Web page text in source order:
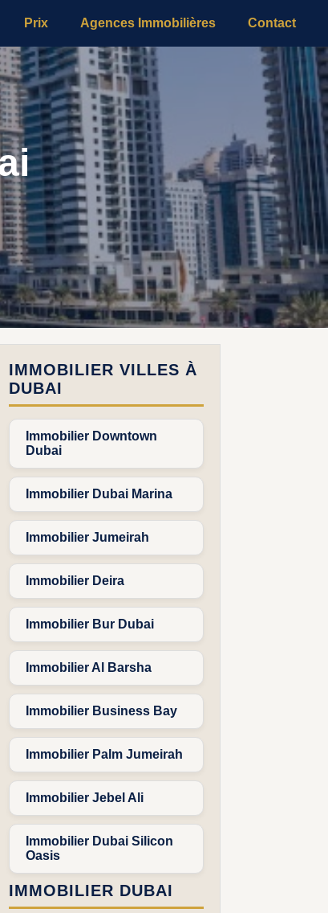
Prix Agences Immobilières Contact
IMMOBILIER VILLES À
DUBAI
Immobilier Downtown
Dubai
Immobilier Dubai Marina
Immobilier Jumeirah
Immobilier Deira
Immobilier Bur Dubai
Immobilier Al Barsha
Immobilier Business Bay
Immobilier Palm Jumeirah
Immobilier Jebel Ali
Immobilier Dubai Silicon
Oasis
IMMOBILIER DUBAI